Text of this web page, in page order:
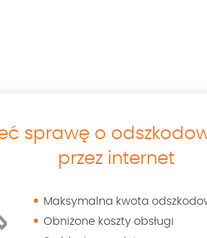
sprawę o
przez internet
Maksymalna kwota
Obniżone koszty obsługi